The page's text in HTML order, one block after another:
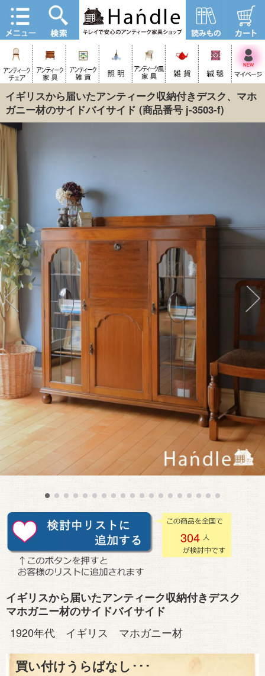
イギリスから届いたアンティーク収納付きデスク、マホ
ガニー材のサイドバイサイド (商品番号 j-3503-f)
304
イギリスから届いたアンティーク収納付きデスク
マホガニー材のサイドバイサイド
1920年代 イギリス マホガニー材
買い付けうらばなし･･･